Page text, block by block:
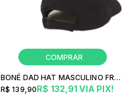
BONÉ DAD HAT MASCULINO FREESURF WRAP PRETO
R$ 132,91 VIA PIX!
R$ 139,90